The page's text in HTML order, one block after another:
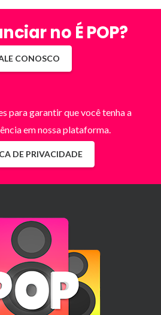
no É POP?
CONOSCO
para garantir que você tenha a
em nossa plataforma.
DE PRIVACIDADE